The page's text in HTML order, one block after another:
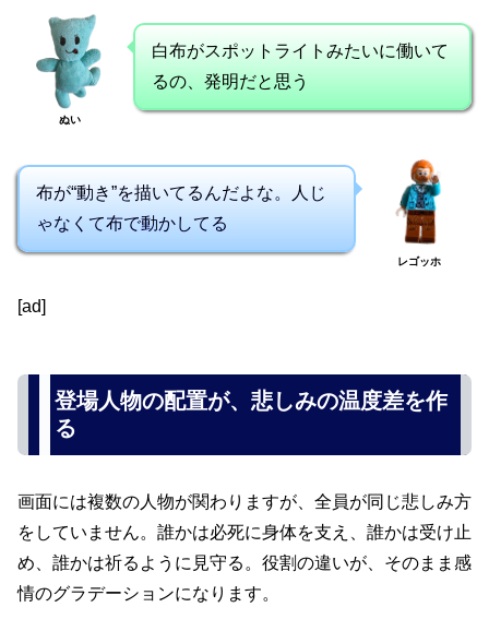
ぬい
白布がスポットライトみたいに働いて
るの、発明だと思う
布が“動き”を描いてるんだよな。人じ
ゃなくて布で動かしてる
レゴッホ
[ad]
登場人物の配置が、悲しみの温度差を作
る
画面には複数の人物が関わりますが、全員が同じ悲しみ方
をしていません。誰かは必死に身体を支え、誰かは受け止
め、誰かは祈るように見守る。役割の違いが、そのまま感
情のグラデーションになります。